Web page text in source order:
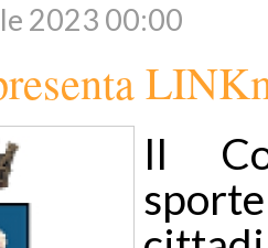
2023 00:00
Il